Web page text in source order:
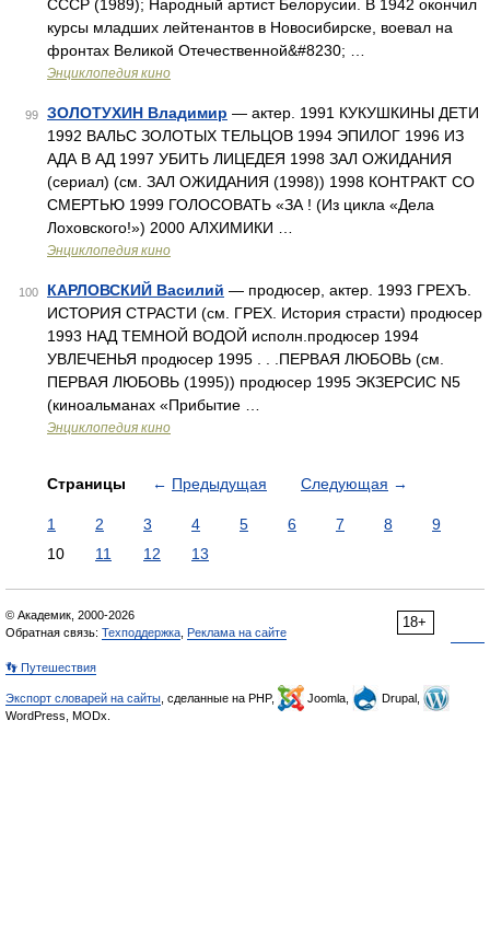
СССР (1989); Народный артист Белорусии. В 1942 окончил
курсы младших лейтенантов в Новосибирске, воевал на
фронтах Великой Отечественной&#8230; …
Энциклопедия кино
99 ЗОЛОТУХИН Владимир — актер. 1991 КУКУШКИНЫ ДЕТИ
1992 ВАЛЬС ЗОЛОТЫХ ТЕЛЬЦОВ 1994 ЭПИЛОГ 1996 ИЗ
АДА В АД 1997 УБИТЬ ЛИЦЕДЕЯ 1998 ЗАЛ ОЖИДАНИЯ
(сериал) (см. ЗАЛ ОЖИДАНИЯ (1998)) 1998 КОНТРАКТ СО
СМЕРТЬЮ 1999 ГОЛОСОВАТЬ «ЗА ! (Из цикла «Дела
Лоховского!») 2000 АЛХИМИКИ …
Энциклопедия кино
100 КАРЛОВСКИЙ Василий — продюсер, актер. 1993 ГРЕХЪ.
ИСТОРИЯ СТРАСТИ (см. ГРЕХ. История страсти) продюсер
1993 НАД ТЕМНОЙ ВОДОЙ исполн.продюсер 1994
УВЛЕЧЕНЬЯ продюсер 1995 . . .ПЕРВАЯ ЛЮБОВЬ (см.
ПЕРВАЯ ЛЮБОВЬ (1995)) продюсер 1995 ЭКЗЕРСИС N5
(киноальманах «Прибытие …
Энциклопедия кино
Страницы ← Предыдущая Следующая →
1 2 3 4 5 6 7 8
9
10
11 12 13
18+
© Академик, 2000-2026
Обратная связь: Техподдержка Реклама на сайте
👣 Путешествия
Экспорт словарей на сайты , сделанные на PHP, Joomla,
Drupal,
WordPress, MODx.